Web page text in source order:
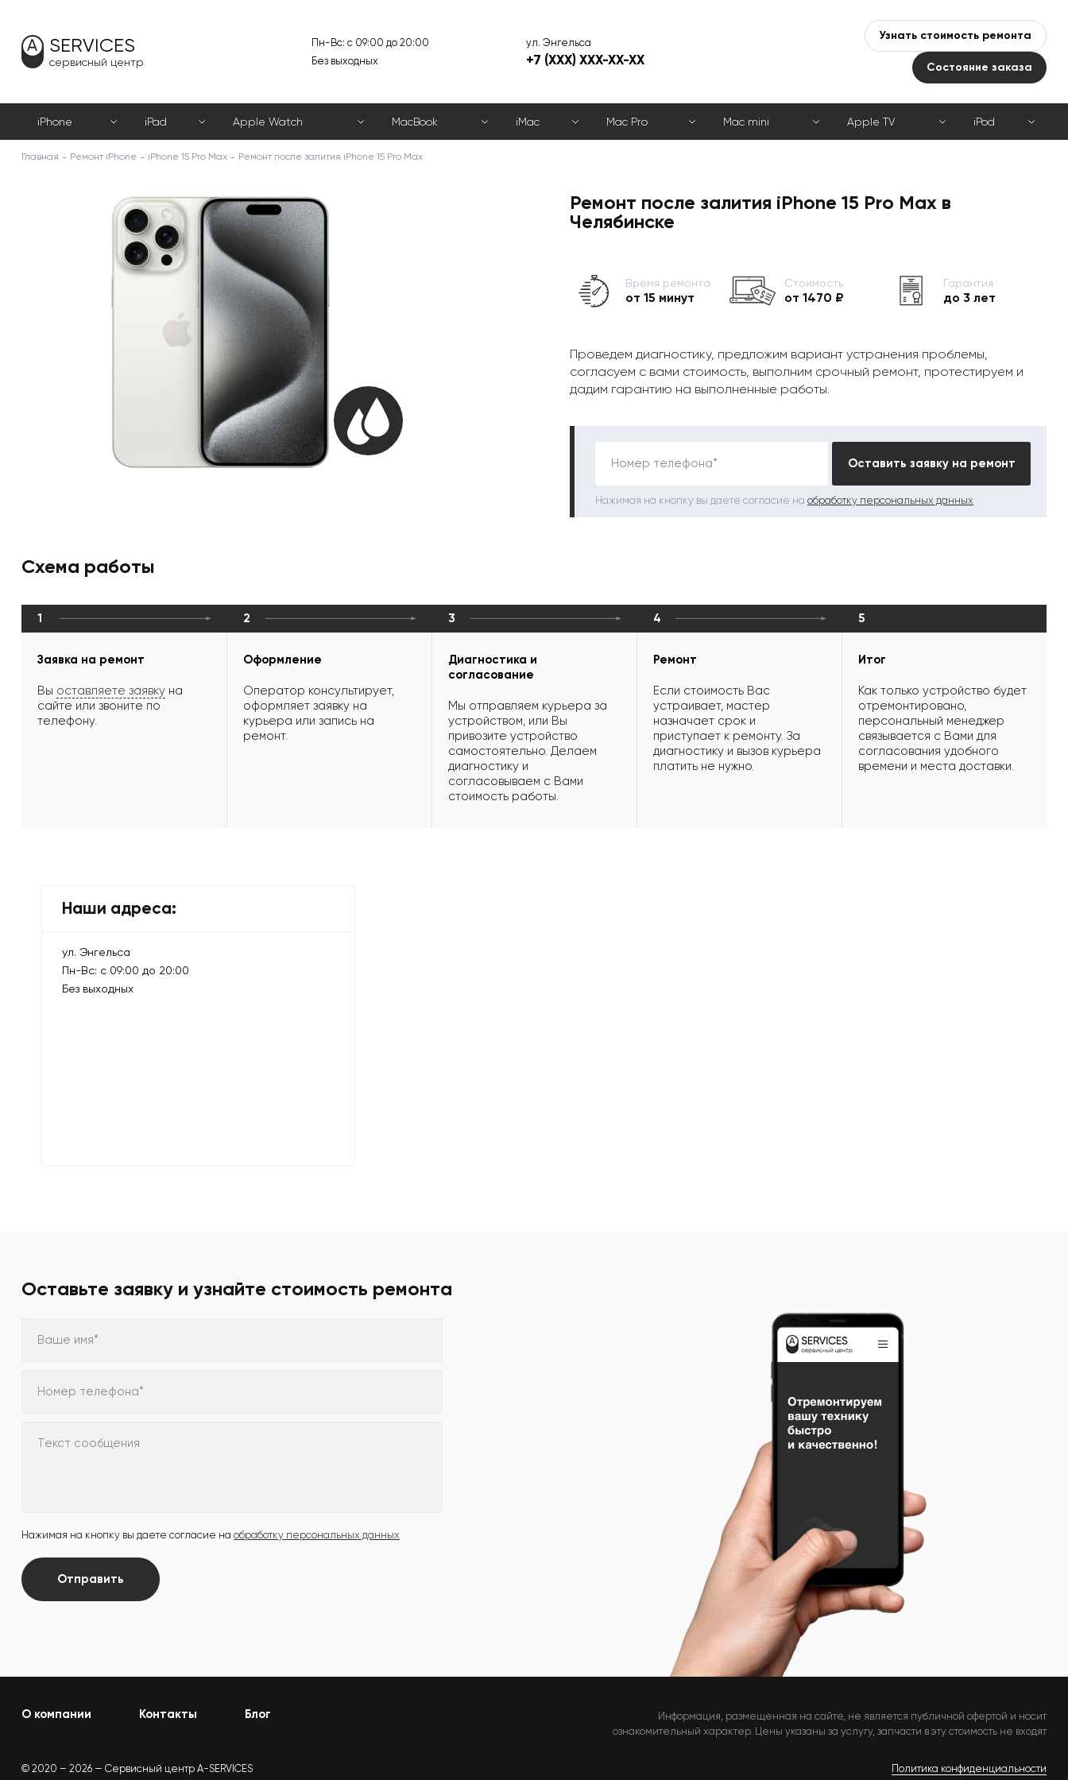
SERVICES
сервисный центр
Пн-Вс: с 09:00 до 20:00
Без выходных
ул. Энгельса
+7 (XXX) XXX-XX-XX
Узнать стоимость ремонта
Состояние заказа
iPhone iPad Apple Watch MacBook iMac Mac Pro Mac mini Apple TV iPod
Главная Ремонт iPhone iPhone 15 Pro Max Ремонт после залития iPhone 15 Pro Max
Ремонт после залития iPhone 15 Pro Max в
Челябинске
Время ремонта
от 15 минут
Стоимость
от 1470 ₽
Гарантия
до 3 лет
Проведем диагностику, предложим вариант устранения проблемы,
согласуем с вами стоимость, выполним срочный ремонт, протестируем и
дадим гарантию на выполненные работы.
Номер телефона* Оставить заявку на ремонт
Нажимая на кнопку вы даете согласие на обработку персональных данных
Схема работы
1
Заявка на ремонт
Вы оставляете заявку на
сайте или звоните по
телефону.
2
Оформление
Оператор консультирует,
оформляет заявку на
курьера или запись на
ремонт.
3
Диагностика и
согласование
Мы отправляем курьера за
устройством, или Вы
привозите устройство
самостоятельно. Делаем
диагностику и
согласовываем с Вами
стоимость работы.
4
Ремонт
Если стоимость Вас
устраивает, мастер
назначает срок и
приступает к ремонту. За
диагностику и вызов курьера
платить не нужно.
5
Итог
Как только устройство будет
отремонтировано,
персональный менеджер
связывается с Вами для
согласования удобного
времени и места доставки.
Наши адреса:
ул. Энгельса
Пн-Вс: с 09:00 до 20:00
Без выходных
Оставьте заявку и узнайте стоимость ремонта
Ваше имя*
Номер телефона*
Текст сообщения
Нажимая на кнопку вы даете согласие на обработку персональных данных
Отправить
О компании Контакты Блог
Информация, размещенная на сайте, не является публичной офертой и носит
ознакомительный характер. Цены указаны за услугу, запчасти в эту стоимость не входят
© 2020 – 2026 — Сервисный центр A-SERVICES Политика конфиденциальности